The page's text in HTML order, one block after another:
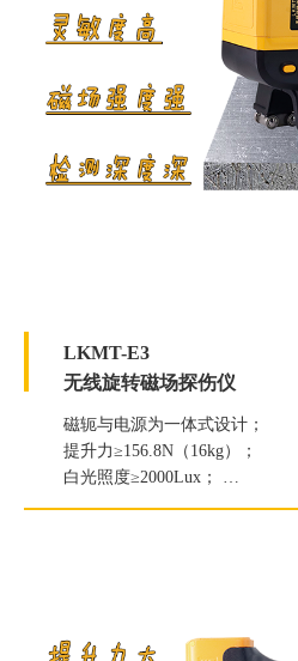
LKMT-E3
无线旋转磁场探伤仪
磁轭与电源为一体式设计；
提升力≥156.8N（16kg）；
白光照度≥2000Lux；
紫外线灯辐照度≥7000μW/c㎡。